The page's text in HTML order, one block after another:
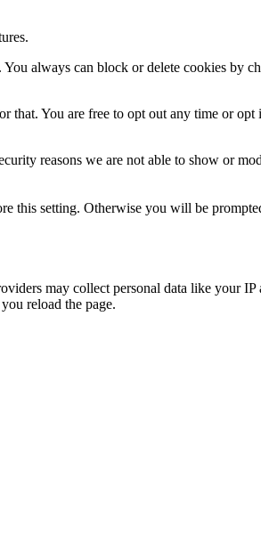
always can block or delete cookies by
You are free to opt out any time or opt
reasons we are not able to show or
this setting. Otherwise you will be
may collect personal data like your
reload the page.